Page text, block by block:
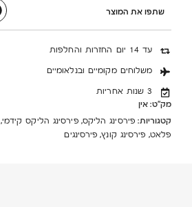
שתפו את המוצר
עד 14 יום החזרות והחלפות
משלוחים מקומיים ובנלאומיים
3 שנות אחריות
מק"ט: אין
קטגוריות: פירסינג הליקס, פירסינג הליקס קידמי,
פלאט, פירסינג קונץ, פירסינגים